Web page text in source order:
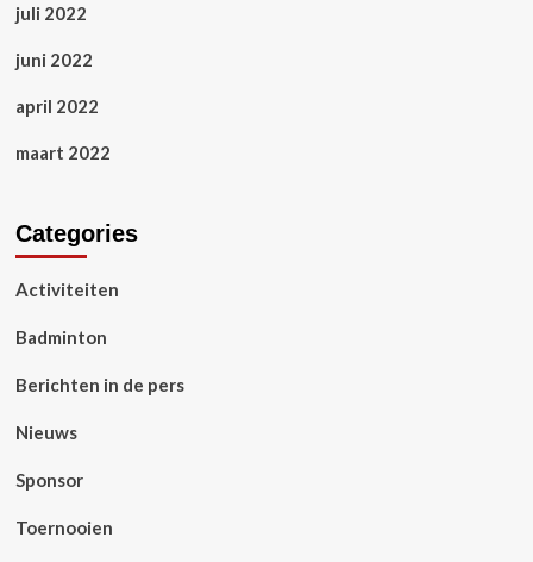
juli 2022
juni 2022
april 2022
maart 2022
Categories
Activiteiten
Badminton
Berichten in de pers
Nieuws
Sponsor
Toernooien